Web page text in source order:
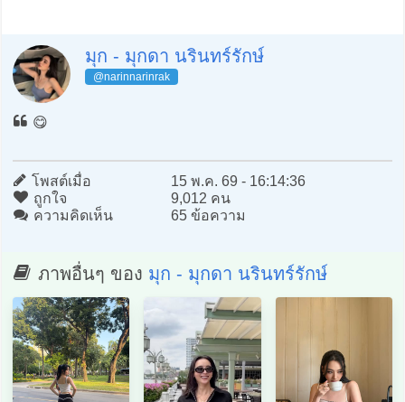
มุก - มุกดา นรินทร์รักษ์
@narinnarinrak
😋
โพสต์เมื่อ
15 พ.ค. 69 - 16:14:36
ถูกใจ
9,012 คน
ความคิดเห็น
65 ข้อความ
ภาพอื่นๆ ของ มุก - มุกดา นรินทร์รักษ์